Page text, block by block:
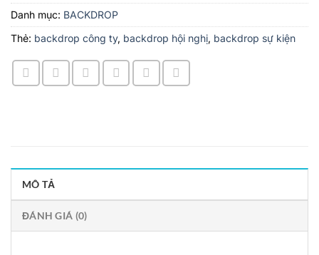
Danh mục: BACKDROP
Thẻ: backdrop công ty, backdrop hội nghị, backdrop sự kiện
MÔ TẢ
ĐÁNH GIÁ (0)